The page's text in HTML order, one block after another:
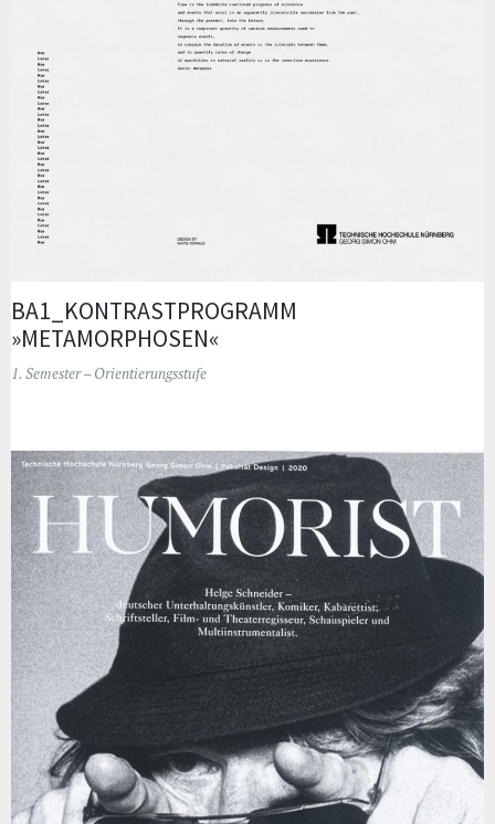
BA1_KONTRASTPROGRAMM
»METAMORPHOSEN«
1. Semester – Orientierungsstufe